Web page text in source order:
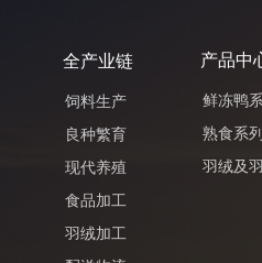
全产业链
饲料生产
良种繁育
现代养殖
食品加工
羽绒加工
产品中
鲜冻鸭
熟食系
羽绒及